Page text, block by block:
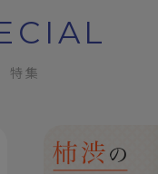
特集